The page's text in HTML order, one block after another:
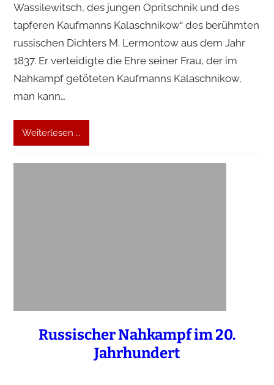
Wassilewitsch, des jungen Opritschnik und des
tapferen Kaufmanns Kalaschnikow“ des berühmten
russischen Dichters M. Lermontow aus dem Jahr
1837. Er verteidigte die Ehre seiner Frau, der im
Nahkampf getöteten Kaufmanns Kalaschnikow,
man kann…
Weiterlesen …
Russischer Nahkampf im 20.
Jahrhundert